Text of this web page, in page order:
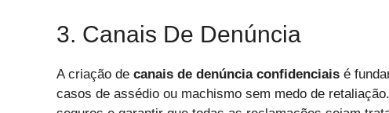
3. Canais De Denúncia
A criação de canais de denúncia confidenciais é
casos de assédio ou machismo sem medo de